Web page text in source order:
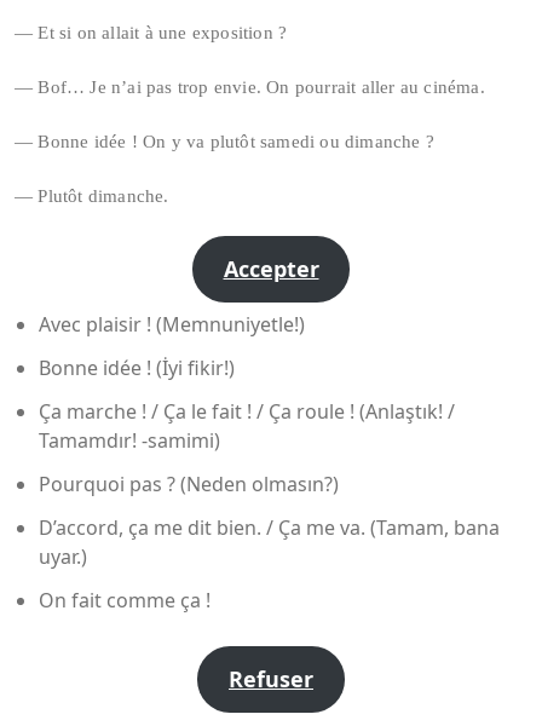
— Et si on allait à une exposition ?
— Bof… Je n’ai pas trop envie. On pourrait aller au cinéma.
— Bonne idée ! On y va plutôt samedi ou dimanche ?
— Plutôt dimanche.
Accepter
Avec plaisir ! (Memnuniyetle!)
Bonne idée ! (İyi fikir!)
Ça marche ! / Ça le fait ! / Ça roule ! (Anlaştık! /
Tamamdır! -samimi)
Pourquoi pas ? (Neden olmasın?)
D’accord, ça me dit bien. / Ça me va. (Tamam, bana
uyar.)
On fait comme ça !
Refuser